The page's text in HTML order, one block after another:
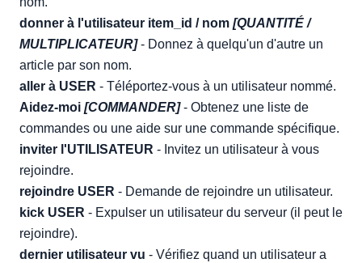
donner à l'utilisateur item_id / nom [QUANTITÉ /
MULTIPLICATEUR]- Donnez à quelqu'un d'autre un
article par son nom.
aller à USER - Téléportez-vous à un utilisateur nommé.
Aidez-moi [COMMANDER]- Obtenez une liste de
commandes ou une aide sur une commande spécifique.
inviter l'UTILISATEUR - Invitez un utilisateur à vous
rejoindre.
rejoindre USER - Demande de rejoindre un utilisateur.
kick USER - Expulser un utilisateur du serveur (il peut le
rejoindre).
dernier utilisateur vu - Vérifiez quand un utilisateur a